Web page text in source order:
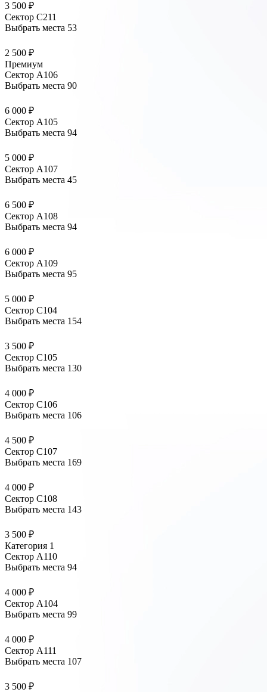
3 500 ₽
Сектор С211
Выбрать места 53
2 500 ₽
Премиум
Сектор А106
Выбрать места 90
6 000 ₽
Сектор А105
Выбрать места 94
5 000 ₽
Сектор А107
Выбрать места 45
6 500 ₽
Сектор А108
Выбрать места 94
6 000 ₽
Сектор А109
Выбрать места 95
5 000 ₽
Сектор С104
Выбрать места 154
3 500 ₽
Сектор С105
Выбрать места 130
4 000 ₽
Сектор С106
Выбрать места 106
4 500 ₽
Сектор С107
Выбрать места 169
4 000 ₽
Сектор С108
Выбрать места 143
3 500 ₽
Категория 1
Сектор А110
Выбрать места 94
4 000 ₽
Сектор А104
Выбрать места 99
4 000 ₽
Сектор А111
Выбрать места 107
3 500 ₽